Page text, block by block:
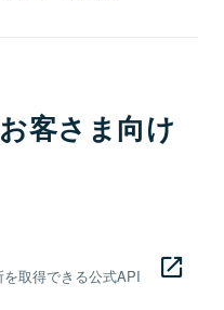
客さま向け
取得できる公式API